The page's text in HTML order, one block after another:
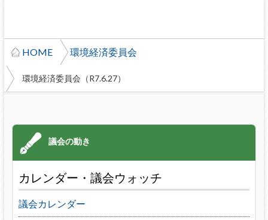
HOME 環境経済委員会
環境経済委員会（R7.6.27）
カレンダー・議会ウォッチ
議会カレンダー